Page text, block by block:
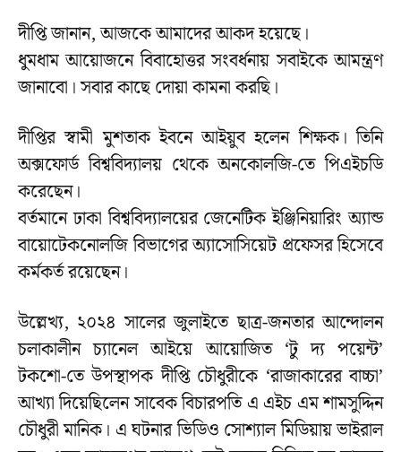
দীপ্তি জানান, আজকে আমাদের আকদ হয়েছে।
ধুমধাম আয়োজনে বিবাহোত্তর সংবর্ধনায় সবাইকে আমন্ত্রণ
জানাবো। সবার কাছে দোয়া কামনা করছি।
দীপ্তির স্বামী মুশতাক ইবনে আইয়ুব হলেন শিক্ষক। তিনি
অক্সফোর্ড বিশ্ববিদ্যালয় থেকে অনকোলজি-তে পিএইচডি
করেছেন।
বর্তমানে ঢাকা বিশ্ববিদ্যালয়ের জেনেটিক ইঞ্জিনিয়ারিং অ্যান্ড
বায়োটেকনোলজি বিভাগের অ্যাসোসিয়েট প্রফেসর হিসেবে
কর্মকর্ত রয়েছেন।
উল্লেখ্য, ২০২৪ সালের জুলাইতে ছাত্র-জনতার আন্দোলন
চলাকালীন চ্যানেল আইয়ে আয়োজিত ‘টু দ্য পয়েন্ট’
টকশো-তে উপস্থাপক দীপ্তি চৌধুরীকে ‘রাজাকারের বাচ্চা’
আখ্যা দিয়েছিলেন সাবেক বিচারপতি এ এইচ এম শামসুদ্দিন
চৌধুরী মানিক। এ ঘটনার ভিডিও সোশ্যাল মিডিয়ায় ভাইরাল